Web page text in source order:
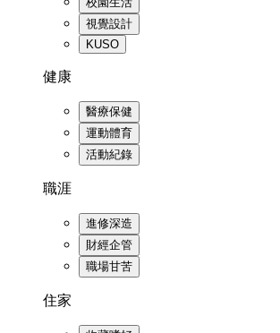
視覺設計
KUSO
健康
醫療保健
運動體育
活動紀錄
職涯
進修深造
財經企管
職場甘苦
住家